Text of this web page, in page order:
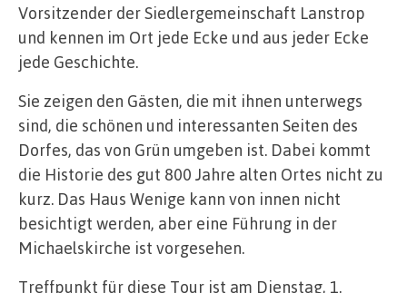
Vorsitzender der Siedlergemeinschaft Lanstrop
und kennen im Ort jede Ecke und aus jeder Ecke
jede Geschichte.
Sie zeigen den Gästen, die mit ihnen unterwegs
sind, die schönen und interessanten Seiten des
Dorfes, das von Grün umgeben ist. Dabei kommt
die Historie des gut 800 Jahre alten Ortes nicht zu
kurz. Das Haus Wenige kann von innen nicht
besichtigt werden, aber eine Führung in der
Michaelskirche ist vorgesehen.
Treffpunkt für diese Tour ist am Dienstag, 1.